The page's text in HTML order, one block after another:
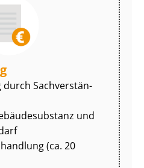
durch Sach­ver­stän­
und
(ca. 20